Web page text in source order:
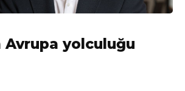
Avrupa yolculuğu